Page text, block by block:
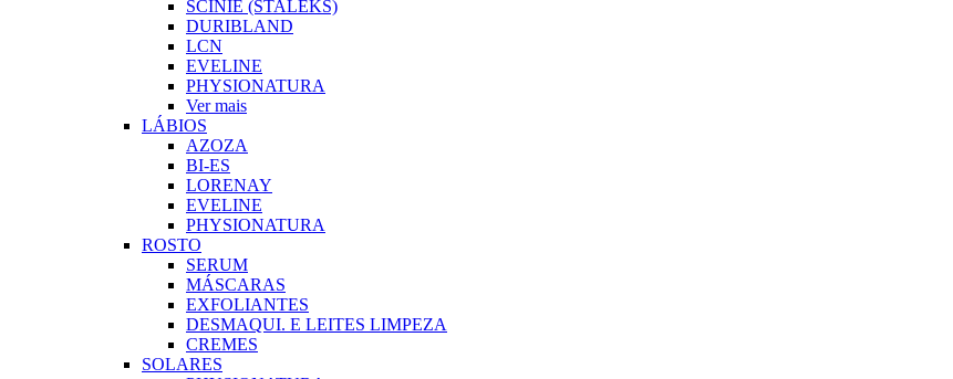
SCINIE (STALEKS)
DURIBLAND
LCN
EVELINE
PHYSIONATURA
Ver mais
LÁBIOS
AZOZA
BI-ES
LORENAY
EVELINE
PHYSIONATURA
ROSTO
SERUM
MÁSCARAS
EXFOLIANTES
DESMAQUI. E LEITES LIMPEZA
CREMES
SOLARES